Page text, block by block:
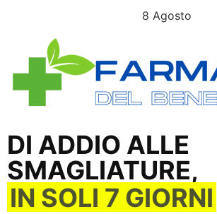
8 Agosto
DI ADDIO ALLE
SMAGLIATURE,
IN SOLI 7 GIORNI